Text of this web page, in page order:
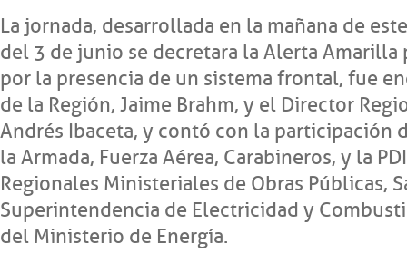
La jornada, desarrollada en la mañana de
del 3 de junio se decretara la Alerta Amarilla
por la presencia de un sistema frontal, fue
de la Región, Jaime Brahm, y el Director
Andrés Ibaceta, y contó con la participación
la Armada, Fuerza Aérea, Carabineros, y la
Regionales Ministeriales de Obras Públicas,
Superintendencia de Electricidad y
del Ministerio de Energía.